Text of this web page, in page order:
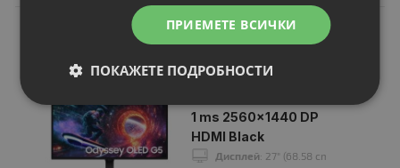
OLED DisplayPort
1 ms 2560x1440 DP
HDMI Black
Дисплей: 27" (68.58 cm)
ПРИЕМЕТЕ ВСИЧКИ
ПОКАЖЕТЕ ПОДРОБНОСТИ